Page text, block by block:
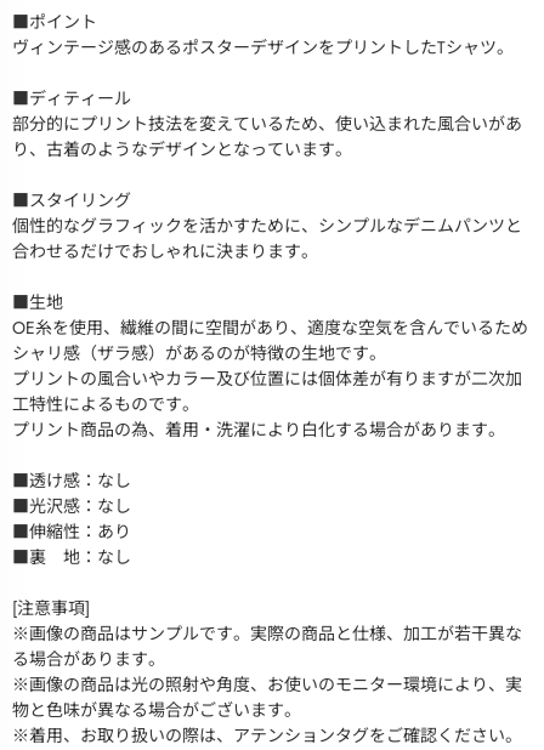
■ポイント
ヴィンテージ感のあるポスターデザインをプリントしたTシャツ。
■ディティール
部分的にプリント技法を変えているため、使い込まれた風合いがあ
り、古着のようなデザインとなっています。
■スタイリング
個性的なグラフィックを活かすために、シンプルなデニムパンツと
合わせるだけでおしゃれに決まります。
■生地
OE糸を使用、繊維の間に空間があり、適度な空気を含んでいるため
シャリ感（ザラ感）があるのが特徴の生地です。
プリントの風合いやカラー及び位置には個体差が有りますが二次加
工特性によるものです。
プリント商品の為、着用・洗濯により白化する場合があります。
■透け感：なし
■光沢感：なし
■伸縮性：あり
■裏 地：なし
[注意事項]
※画像の商品はサンプルです。実際の商品と仕様、加工が若干異な
る場合があります。
※画像の商品は光の照射や角度、お使いのモニター環境により、実
物と色味が異なる場合がございます。
※着用、お取り扱いの際は、アテンションタグをご確認ください。